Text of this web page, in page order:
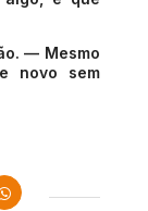
— Mesmo
novo sem